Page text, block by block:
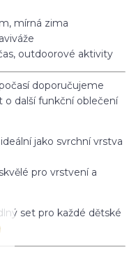
mírná zima
outdoorové aktivity
doporučujeme
další funkční oblečení
jako svrchní vrstva
pro vrstvení a
set pro každé dětské